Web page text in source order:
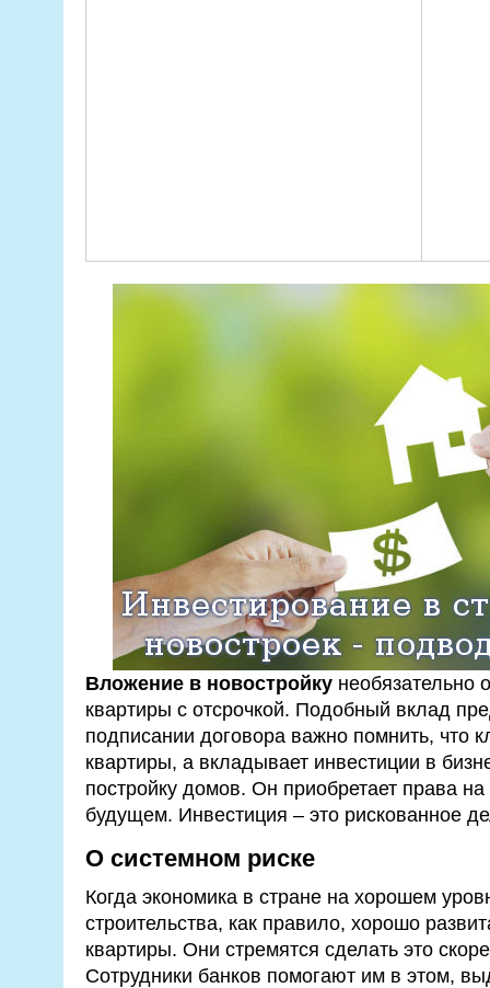
Вложение в новостройкунеобязательно
квартиры с отсрочкой. Подобный вклад
подписании договора важно помнить, что
квартиры, а вкладывает инвестиции в
постройку домов. Он приобретает права
будущем. Инвестиция – это рискованное
О системном риске
Когда экономика в стране на хорошем
строительства, как правило, хорошо
квартиры. Они стремятся сделать это
Сотрудники банков помогают им в этом,